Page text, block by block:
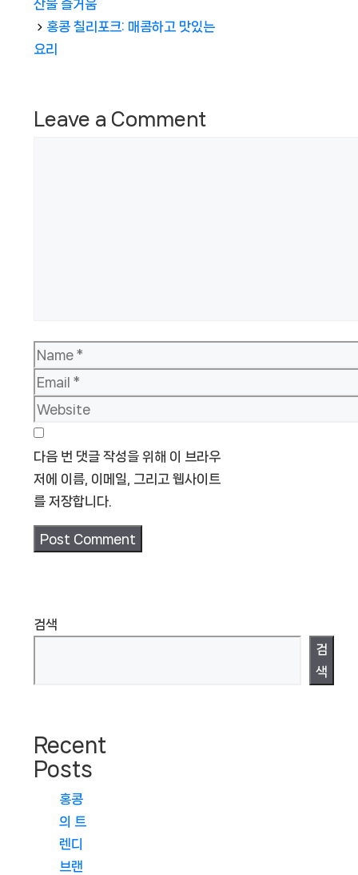
산물 즐거움
홍콩 칠리포크: 매콤하고 맛있는
요리
Leave a Comment
Name
Email
Website
다음 번 댓글 작성을 위해 이 브라우
저에 이름, 이메일, 그리고 웹사이트
를 저장합니다.
검색
검
색
Recent
Posts
홍콩
의 트
렌디
브랜